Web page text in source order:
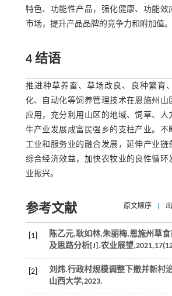
特色、功能性产品，强化健康、功能效
市场，提升产品品牌的竞争力和附加值。
4 结语
推进种草养畜、草场改良、良种繁育
化、自动化等饲养管理技术在恩施州山
应用，充分利用山区的地域、饲草、人
牛产业发展成富民强乡的支柱产业。不
工业和服务业的融合发展，延伸产业链
综合经济效益，加快农牧业的良性循环
业振兴。
参考文献 原文顺序
[1]
陈乙元,耿如林,朱丽梅,恩施州草
及思路分析[J].农业展望,2021,17
[2]
刘炜.行政村规模调整下撤并新村
山西大学,2023.